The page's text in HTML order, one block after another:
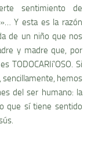
sentimiento de
Y esta es la razón
de un niño que nos
y madre que, por
TODOCARIí‘OSO. Si
sencillamente, hemos
del ser humano: la
que sí­ tiene sentido